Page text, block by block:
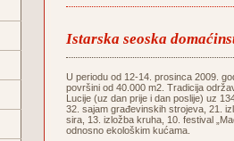
Istarska seoska
U periodu od 12-14. prosinca 2009.
površini od 40.000 m2. Tradicija
Lucije (uz dan prije i dan poslije) uz
32. sajam građevinskih strojeva, 21.
sira, 13. izložba kruha, 10. festival
odnosno ekološkim kućama.